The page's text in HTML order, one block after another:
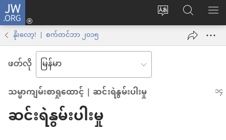
JW.ORG
ဝ
Log
in
အသစ်
ဖွ
JW.ORG
ရှာ
နိုးလော့! | စက်တင်ဘာ ၂၀၁၅
ဖတ်လို
သမ္မာကျမ်းစာရှုထောင့် | ဆင်းရဲနွမ်းပါးမှု
ဆင်းရဲနွမ်းပါးမှု